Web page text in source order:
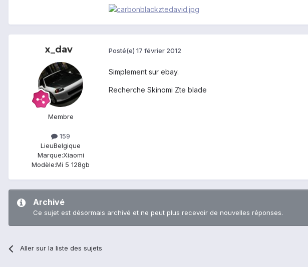
x_dav
Membre
159
LieuBelgique
Marque:Xiaomi
Modèle:Mi 5 128gb
Posté(e) 17 février 2012
Simplement sur ebay.
Recherche Skinomi Zte blade
Archivé
Ce sujet est désormais archivé et ne peut plus recevoir de nouvelles réponses.
Aller sur la liste des sujets